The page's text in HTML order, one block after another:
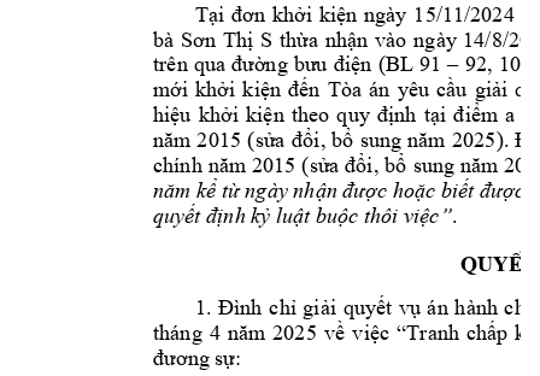
Tại đơn khởi kiện ngày 15/11/2024
bà Sơn Thị S thừa nhận vào ngày 14/8/
trên qua đường bưu điện (BL 91 – 92,
mới khởi kiện đến Tòa án yêu cầu giải
hiệu khởi kiện theo quy định tại điểm a
năm 2015 (sửa đổi, bổ sung năm 2025).
chính năm 2015 (sửa đổi, bổ sung năm
năm kể từ ngày nhận được hoặc biết
quyết định kỷ luật buộc thôi việc”.
1. Đình chỉ giải quyết vụ án hành
tháng 4 năm 2025 về việc “Tranh chấp
đương sự: